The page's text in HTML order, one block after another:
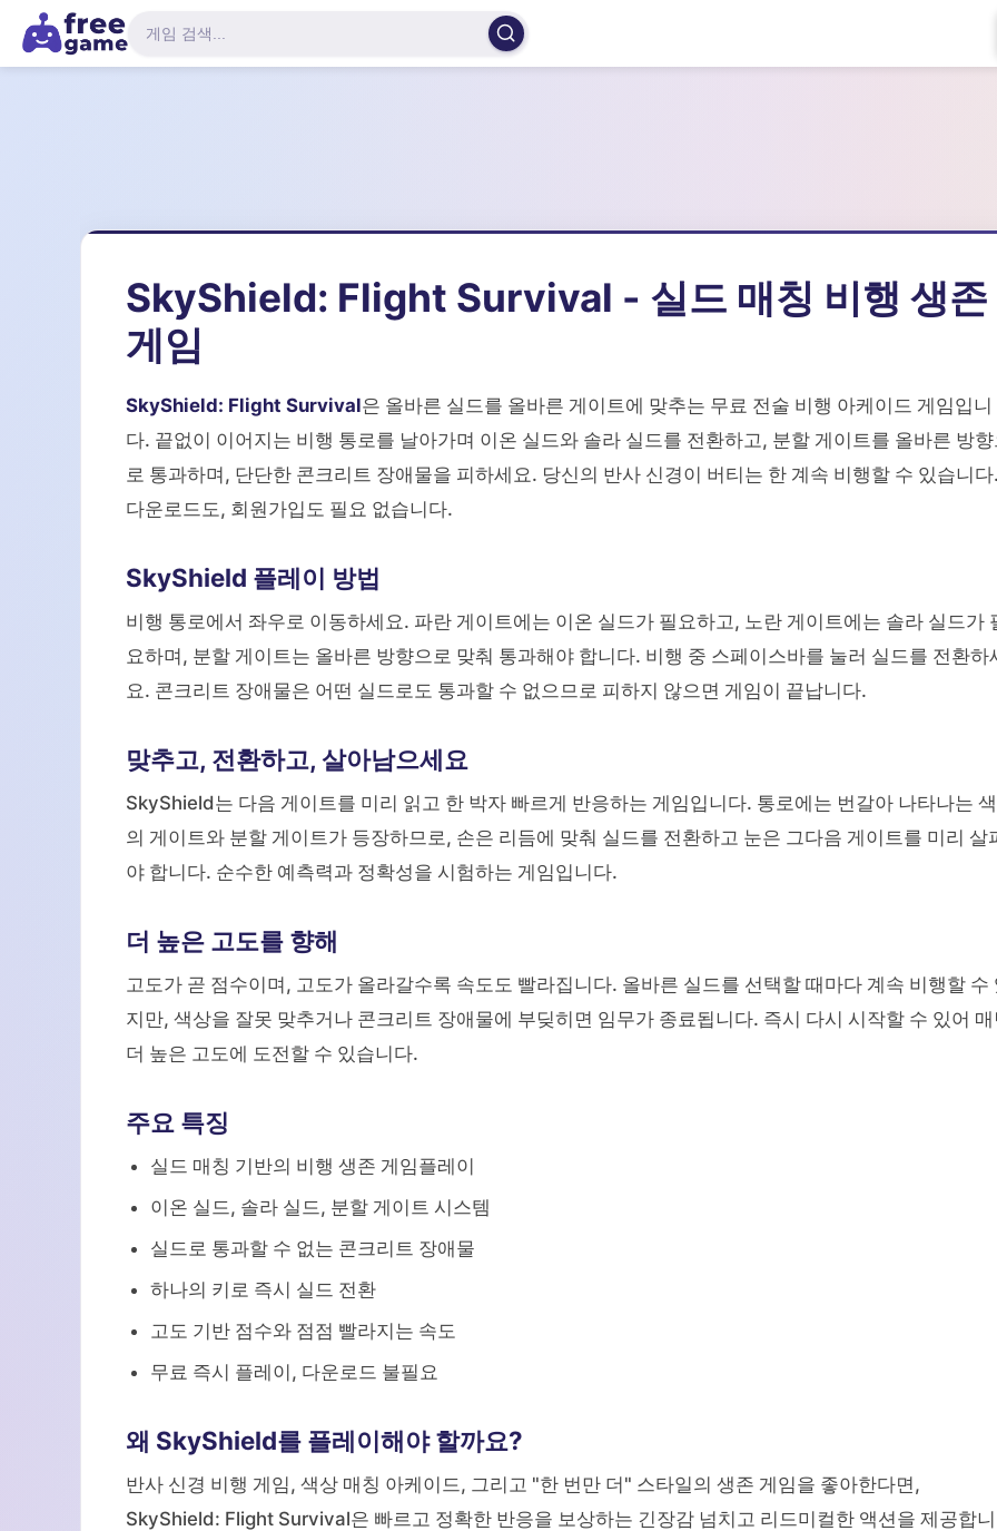
SkyShield: Flight Survival - 실드 매칭 비행 생존
게임
SkyShield: Flight Survival은 올바른 실드를 올바른 게이트에 맞추는 무료 전술 비행 아케이드 게임입니
다. 끝없이 이어지는 비행 통로를 날아가며 이온 실드와 솔라 실드를 전환하고, 분할 게이트를 올바른 방
로 통과하며, 단단한 콘크리트 장애물을 피하세요. 당신의 반사 신경이 버티는 한 계속 비행할 수 있습니
다운로드도, 회원가입도 필요 없습니다.
SkyShield 플레이 방법
비행 통로에서 좌우로 이동하세요. 파란 게이트에는 이온 실드가 필요하고, 노란 게이트에는 솔라 실드가
요하며, 분할 게이트는 올바른 방향으로 맞춰 통과해야 합니다. 비행 중 스페이스바를 눌러 실드를 전환하
요. 콘크리트 장애물은 어떤 실드로도 통과할 수 없으므로 피하지 않으면 게임이 끝납니다.
맞추고, 전환하고, 살아남으세요
SkyShield는 다음 게이트를 미리 읽고 한 박자 빠르게 반응하는 게임입니다. 통로에는 번갈아 나타나는
의 게이트와 분할 게이트가 등장하므로, 손은 리듬에 맞춰 실드를 전환하고 눈은 그다음 게이트를 미리 살
야 합니다. 순수한 예측력과 정확성을 시험하는 게임입니다.
더 높은 고도를 향해
고도가 곧 점수이며, 고도가 올라갈수록 속도도 빨라집니다. 올바른 실드를 선택할 때마다 계속 비행할 수
지만, 색상을 잘못 맞추거나 콘크리트 장애물에 부딪히면 임무가 종료됩니다. 즉시 다시 시작할 수 있어
더 높은 고도에 도전할 수 있습니다.
주요 특징
실드 매칭 기반의 비행 생존 게임플레이
이온 실드, 솔라 실드, 분할 게이트 시스템
실드로 통과할 수 없는 콘크리트 장애물
하나의 키로 즉시 실드 전환
고도 기반 점수와 점점 빨라지는 속도
무료 즉시 플레이, 다운로드 불필요
왜 SkyShield를 플레이해야 할까요?
반사 신경 비행 게임, 색상 매칭 아케이드, 그리고 "한 번만 더" 스타일의 생존 게임을 좋아한다면,
SkyShield: Flight Survival은 빠르고 정확한 반응을 보상하는 긴장감 넘치고 리드미컬한 액션을 제공합니